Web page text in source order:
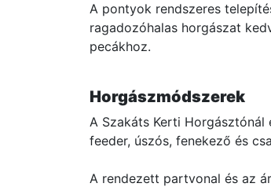
A pontyok rendszeres
ragadozóhalas horgászat
pecákhoz.
Horgászmódszerek
A Szakáts Kerti
feeder, úszós, fenekező és
A rendezett partvonal és az